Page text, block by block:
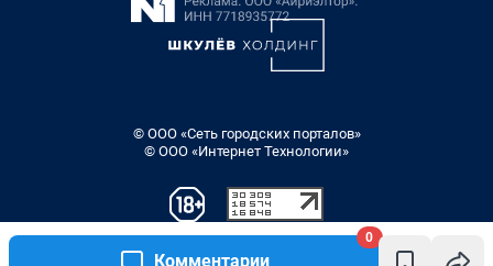
Комментарии
0
© ООО «Сеть городских порталов»
© ООО «Интернет Технологии»